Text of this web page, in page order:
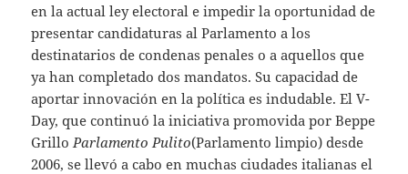
en la actual ley electoral e impedir la oportunidad de
presentar candidaturas al Parlamento a los
destinatarios de condenas penales o a aquellos que
ya han completado dos mandatos. Su capacidad de
aportar innovación en la política es indudable. El V-
Day, que continuó la iniciativa promovida por Beppe
Grillo Parlamento Pulito(Parlamento limpio) desde
2006, se llevó a cabo en muchas ciudades italianas el